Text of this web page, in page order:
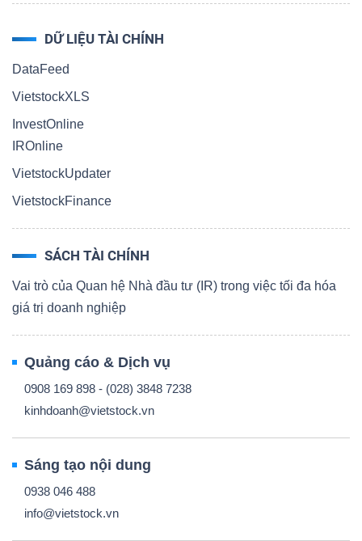
DỮ LIỆU TÀI CHÍNH
DataFeed
VietstockXLS
InvestOnline
IROnline
VietstockUpdater
VietstockFinance
SÁCH TÀI CHÍNH
Vai trò của Quan hệ Nhà đầu tư (IR) trong việc tối đa hóa
giá trị doanh nghiệp
Quảng cáo & Dịch vụ
0908 169 898 - (028) 3848 7238
kinhdoanh@vietstock.vn
Sáng tạo nội dung
0938 046 488
info@vietstock.vn